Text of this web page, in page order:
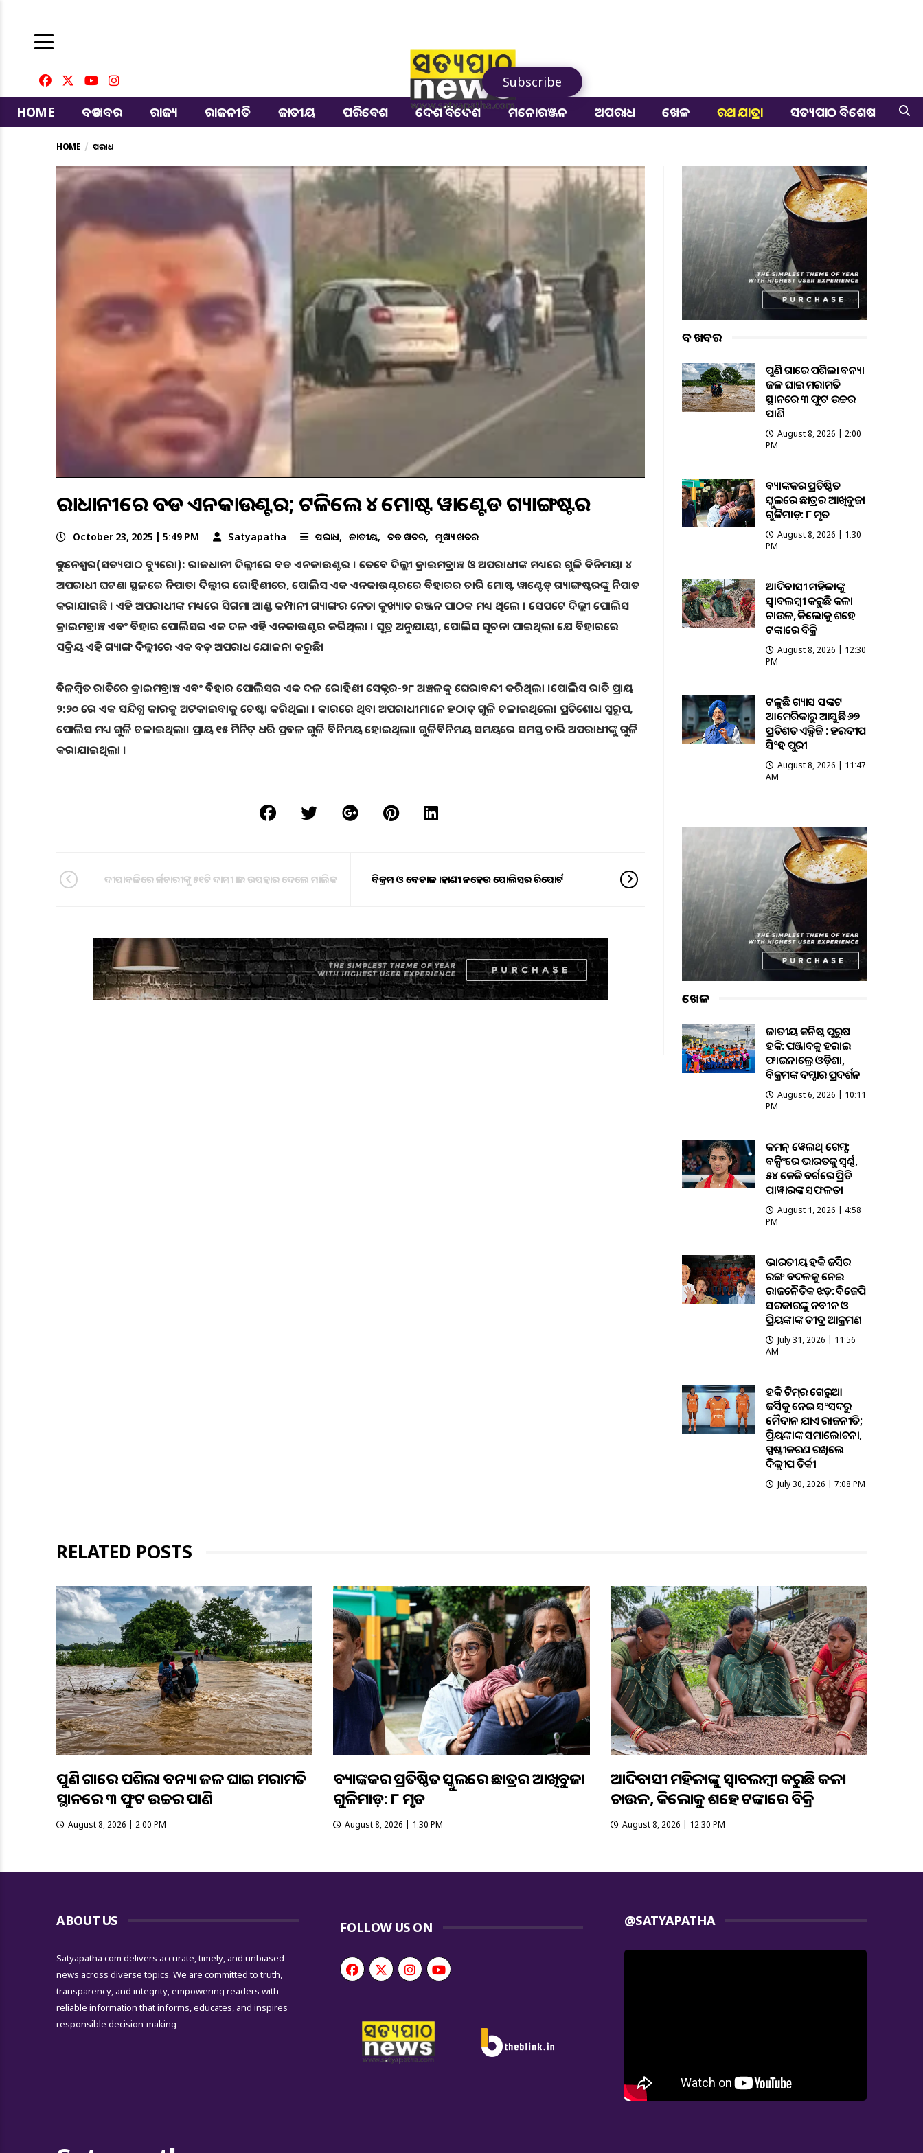
Subscribe
HOME
ବଡ ଖବର ରାଜ୍ୟ ରାଜନୀତି ଜାତୀୟ ପରିବେଶ ଦେଶ ବିଦେଶ ମନୋରଞ୍ଜନ ଅପରାଧ ଖେଳ ରଥ ଯାତ୍ରା ସତ୍ୟପାଠ ବିଶେଷ
HOME ଅପରାଧ
ରାଜଧାନୀରେ ବଡ ଏନକାଉଣ୍ଟର; ଟଳିଲେ ୪ ମୋଷ୍ଟ ୱାଣ୍ଟେଡ ଗ୍ୟାଙ୍ଗଷ୍ଟର
October 23, 2025 | 5:49 PM Satyapatha ଅପରାଧ ଜାତୀୟ ବଡ ଖବର ମୁଖ୍ୟ ଖବର
ଭୁବନେଶ୍ୱର(ସତ୍ୟପାଠ ବ୍ୟୁରୋ): ରାଜଧାନୀ ଦିଲ୍ଲୀରେ ବଡ ଏନକାଉଣ୍ଟର । ତେବେ ଦିଲ୍ଲୀ କ୍ରାଇମବ୍ରାଞ୍ଚ ଓ ଅପରାଧୀଙ୍କ ମଧ୍ୟରେ ଗୁଳି ବିନିମୟ। ୪
ଅପରାଧୀ ଘଟଣା ସ୍ଥଳରେ ନିପାତ। ଦିଲ୍ଲୀର ରୋହିଣୀରେ, ପୋଲିସ ଏକ ଏନକାଉଣ୍ଟରରେ ବିହାରର ଚାରି ମୋଷ୍ଟ ୱାଣ୍ଟେଡ୍ ଗ୍ୟାଙ୍ଗଷ୍ଟରଙ୍କୁ ନିପାତ
କରାଯାଇଛି । ଏହି ଅପରାଧୀଙ୍କ ମଧ୍ୟରେ ସିଗମା ଆଣ୍ଡ କମ୍ପାନୀ ଗ୍ୟାଙ୍ଗର ନେତା କୁଖ୍ୟାତ ରଞ୍ଜନ ପାଠକ ମଧ୍ୟ ଥିଲେ । ସେପଟେ ଦିଲ୍ଲୀ ପୋଲିସ
କ୍ରାଇମବ୍ରାଞ୍ଚ ଏବଂ ବିହାର ପୋଲିସର ଏକ ଦଳ ଏହି ଏନକାଉଣ୍ଟର କରିଥିଲା । ସୂତ୍ର ଅନୁଯାୟୀ, ପୋଲିସ ସୂଚନା ପାଇଥିଲା ଯେ ବିହାରରେ
ସକ୍ରିୟ ଏହି ଗ୍ୟାଙ୍ଗ ଦିଲ୍ଲୀରେ ଏକ ବଡ଼ ଅପରାଧ ଯୋଜନା କରୁଛି।
ବିଳମ୍ବିତ ରାତିରେ କ୍ରାଇମବ୍ରାଞ୍ଚ ଏବଂ ବିହାର ପୋଲିସର ଏକ ଦଳ ରୋହିଣୀ ସେକ୍ଟର-୨୮ ଅଞ୍ଚଳକୁ ଘେରାବନ୍ଦୀ କରିଥିଲା ।ପୋଲିସ ରାତି ପ୍ରାୟ
୨:୨୦ ରେ ଏକ ସନ୍ଦିଗ୍ଧ କାରକୁ ଅଟକାଇବାକୁ ଚେଷ୍ଟା କରିଥିଲା । କାରରେ ଥିବା ଅପରାଧୀମାନେ ହଠାତ୍ ଗୁଳି ଚଳାଇଥିଲେ। ପ୍ରତିଶୋଧ ସ୍ୱରୂପ,
ପୋଲିସ ମଧ୍ୟ ଗୁଳି ଚଳାଇଥିଲା। ପ୍ରାୟ ୧୫ ମିନିଟ୍ ଧରି ପ୍ରବଳ ଗୁଳି ବିନିମୟ ହୋଇଥିଲା। ଗୁଳିବିନିମୟ ସମୟରେ ସମସ୍ତ ଚାରି ଅପରାଧୀଙ୍କୁ ଗୁଳି
କରାଯାଇଥିଲା ।
ଦୀପାବଳିରେ କର୍ମଚାରୀଙ୍କୁ ୫୧ଟି ଦାମୀ କାର ଉପହାର ଦେଲେ ମାଲିକ ବିକ୍ରମ ଓ ବେତାଳ କାହାଣୀ ନହେଉ ପୋଲିସର ରିପୋର୍ଟ
ବଡ ଖବର
ପୁଣି ଗାଁରେ ପଶିଲା ବନ୍ୟା
ଜଳ ଘାଇ ମରାମତି
ସ୍ଥାନରେ ୩ ଫୁଟ ଉଚ୍ଚର
ପାଣି
August 8, 2026 | 2:00
PM
ବ୍ୟାଙ୍କକର ପ୍ରତିଷ୍ଠିତ
ସ୍କୁଲରେ ଛାତ୍ରର ଆଖିବୁଜା
ଗୁଳିମାଡ଼: ୮ ମୃତ
August 8, 2026 | 1:30
PM
ଆଦିବାସୀ ମହିଳାଙ୍କୁ
ସ୍ଵାବଲମ୍ଵୀ କରୁଛି କଳା
ଚାଉଳ, କିଲୋକୁ ଶହେ
ଟଙ୍କାରେ ବିକ୍ରି
August 8, 2026 | 12:30
PM
ଟଳୁଛି ଗ୍ୟାସ ସଙ୍କଟ
ଆମେରିକାରୁ ଆସୁଛି ୬୭
ପ୍ରତିଶତ ଏଲ୍ପିଜି : ହରଦୀପ
ସିଂହ ପୁରୀ
August 8, 2026 | 11:47
AM
ଖେଳ
ଜାତୀୟ କନିଷ୍ଠ ପୁରୁଷ
ହକି: ପଞ୍ଜାବକୁ ହରାଇ
ଫାଇନାଲ୍ରେ ଓଡ଼ିଶା,
ବିକ୍ରମଙ୍କ ଦମ୍ଦାର ପ୍ରଦର୍ଶନ
August 6, 2026 | 10:11
PM
କମନ୍ ୱେଲଥ୍ ଗେମ୍ସ:
ବକ୍ସିଂରେ ଭାରତକୁ ସ୍ବର୍ଣ୍ଣ,
୫୪ କେଜି ବର୍ଗରେ ପ୍ରିତି
ପାୱାରଙ୍କ ସଫଳତା
August 1, 2026 | 4:58
PM
ଭାରତୀୟ ହକି ଜର୍ସିର
ରଙ୍ଗ ବଦଳକୁ ନେଇ
ରାଜନୈତିକ ଝଡ଼: ବିଜେପି
ସରକାରଙ୍କୁ ନବୀନ ଓ
ପ୍ରିୟଙ୍କାଙ୍କ ତୀବ୍ର ଆକ୍ରମଣ
July 31, 2026 | 11:56
AM
ହକି ଟିମ୍‌ର ଗେରୁଆ
ଜର୍ସିକୁ ନେଇ ସଂସଦରୁ
ମୈଦାନ ଯାଏଁ ରାଜନୀତି;
ପ୍ରିୟଙ୍କାଙ୍କ ସମାଲୋଚନା,
ସ୍ପଷ୍ଟୀକରଣ ରଖିଲେ
ଦିଲ୍ଲୀପ ତିର୍କୀ
July 30, 2026 | 7:08 PM
RELATED POSTS
ପୁଣି ଗାଁରେ ପଶିଲା ବନ୍ୟା ଜଳ ଘାଇ ମରାମତି
ସ୍ଥାନରେ ୩ ଫୁଟ ଉଚ୍ଚର ପାଣି
August 8, 2026 | 2:00 PM
ବ୍ୟାଙ୍କକର ପ୍ରତିଷ୍ଠିତ ସ୍କୁଲରେ ଛାତ୍ରର ଆଖିବୁଜା
ଗୁଳିମାଡ଼: ୮ ମୃତ
August 8, 2026 | 1:30 PM
ଆଦିବାସୀ ମହିଳାଙ୍କୁ ସ୍ଵାବଲମ୍ଵୀ କରୁଛି କଳା
ଚାଉଳ, କିଲୋକୁ ଶହେ ଟଙ୍କାରେ ବିକ୍ରି
August 8, 2026 | 12:30 PM
ABOUT US
Satyapatha.com delivers accurate, timely, and unbiased
news across diverse topics. We are committed to truth,
transparency, and integrity, empowering readers with
reliable information that informs, educates, and inspires
responsible decision-making.
FOLLOW US ON @SATYAPATHA